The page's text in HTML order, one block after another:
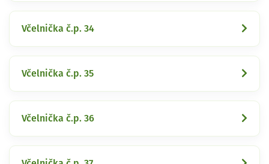
Včelnička č.p. 34
Včelnička č.p. 35
Včelnička č.p. 36